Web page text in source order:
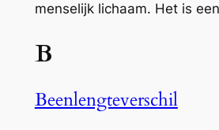
menselijk lichaam. Het is
B
Beenlengteverschil